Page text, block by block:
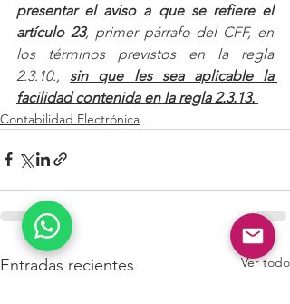
presentar el aviso a que se refiere el
artículo 23, primer párrafo del CFF, en
los términos previstos en la regla
2.3.10., sin que les sea aplicable la
facilidad contenida en la regla 2.3.13.
Contabilidad Electrónica
Entradas recientes Ver todo